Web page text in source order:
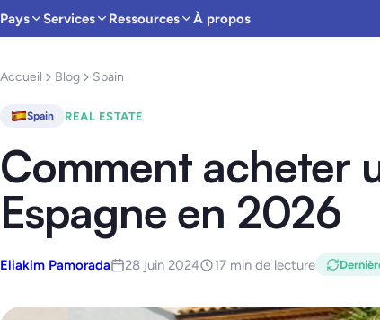
Pays Services Ressources À propos
Accueil Blog Spain
Spain REAL ESTATE
Comment acheter
Espagne en 2026
Eliakim Pamorada 28 juin 2024 17 min de lecture